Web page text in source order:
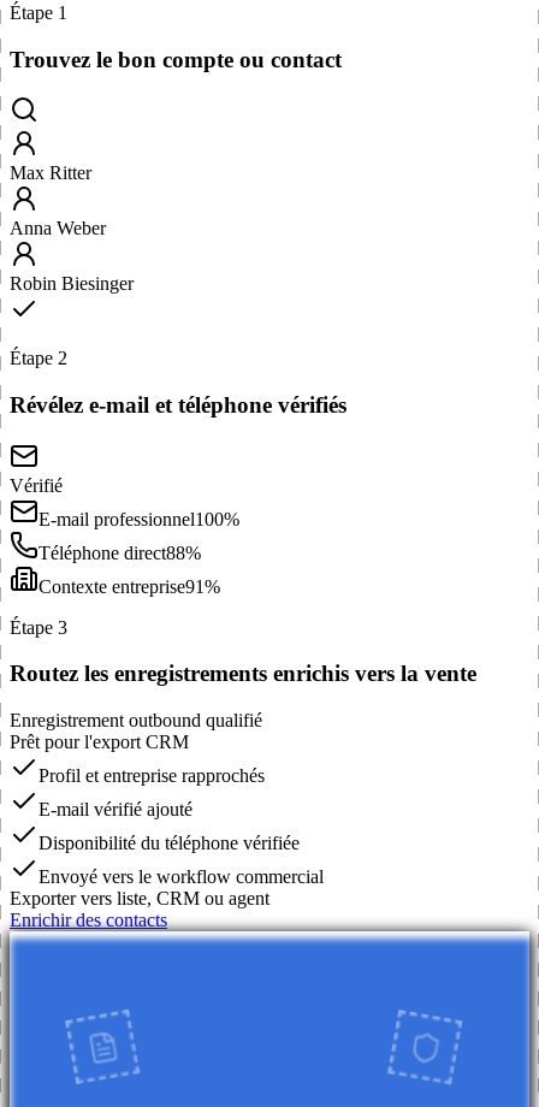
Étape 1
Trouvez le bon compte ou contact
Max Ritter
Anna Weber
Robin Biesinger
Étape 2
Révélez e-mail et téléphone vérifiés
Vérifié
E-mail professionnel100%
Téléphone direct88%
Contexte entreprise91%
Étape 3
Routez les enregistrements enrichis vers la vente
Enregistrement outbound qualifié
Prêt pour l'export CRM
Profil et entreprise rapprochés
E-mail vérifié ajouté
Disponibilité du téléphone vérifiée
Envoyé vers le workflow commercial
Exporter vers liste, CRM ou agent
Enrichir des contacts